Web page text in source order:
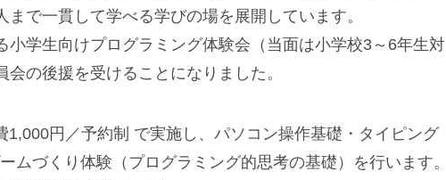
で一貫して学べる学びの場を展開しています。
小学生向けプログラミング体験会（当面は小学校3～6年生対
の後援を受けることになりました。
1,000円／予約制 で実施し、パソコン操作基礎・タイピング
ムづくり体験（プログラミング的思考の基礎）を行います。